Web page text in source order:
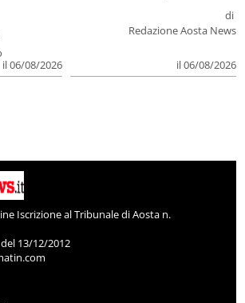
il 06/08/2026
di
Redazione Aosta News
il 06/08/2026
Iscrizione al Tribunale di Aosta n.
13/12/2012